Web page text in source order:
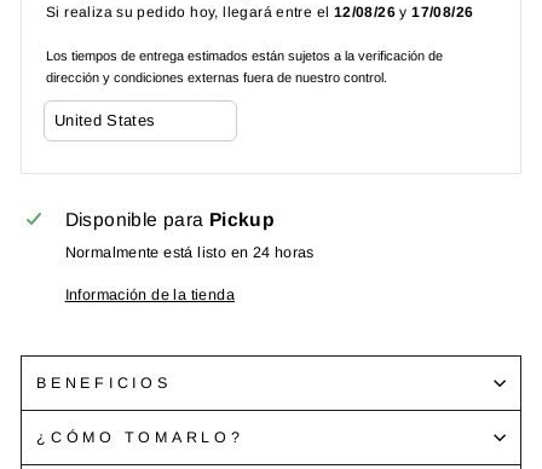
Si realiza su pedido hoy, llegará entre el 12/08/26y17/08/26
Los tiempos de entrega estimados están sujetos a la verificación de
dirección y condiciones externas fuera de nuestro control.
Disponible para Pickup
Normalmente está listo en 24 horas
Información de la tienda
BENEFICIOS
¿CÓMO TOMARLO?